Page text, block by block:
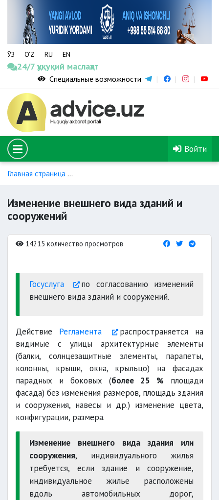
ЎЗ O‘Z RU EN
24/7 ҳуқуқий маслаҳат
Специальные возможности
Войти
Главная страница
Изменение внешнего вида зданий и
сооружений
14215 количество просмотров
Госуслуга
по согласованию изменений
внешнего вида зданий и сооружений.
Действие Регламента
распространяется на
видимые с улицы архитектурные элементы
(балки, солнцезащитные элементы, парапеты,
колонны, крыши, окна, крыльцо) на фасадах
парадных и боковых (более 25 % площади
фасада) без изменения размеров, площадь здания
и сооружения, навесы и др.) изменение цвета,
конфигурации, размера.
Изменение внешнего вида здания или
сооружения, индивидуального жилья
требуется, если здание и сооружение,
индивидуальное жилье расположены
вдоль автомобильных дорог,